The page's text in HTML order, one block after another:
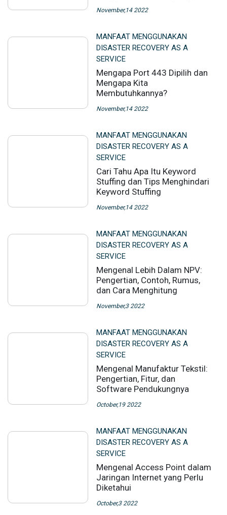
November,14 2022
MANFAAT MENGGUNAKAN
DISASTER RECOVERY AS A
SERVICE
Mengapa Port 443 Dipilih dan
Mengapa Kita
Membutuhkannya?
November,14 2022
MANFAAT MENGGUNAKAN
DISASTER RECOVERY AS A
SERVICE
Cari Tahu Apa Itu Keyword
Stuffing dan Tips Menghindari
Keyword Stuffing
November,14 2022
MANFAAT MENGGUNAKAN
DISASTER RECOVERY AS A
SERVICE
Mengenal Lebih Dalam NPV:
Pengertian, Contoh, Rumus,
dan Cara Menghitung
November,3 2022
MANFAAT MENGGUNAKAN
DISASTER RECOVERY AS A
SERVICE
Mengenal Manufaktur Tekstil:
Pengertian, Fitur, dan
Software Pendukungnya
October,19 2022
MANFAAT MENGGUNAKAN
DISASTER RECOVERY AS A
SERVICE
Mengenal Access Point dalam
Jaringan Internet yang Perlu
Diketahui
October,3 2022